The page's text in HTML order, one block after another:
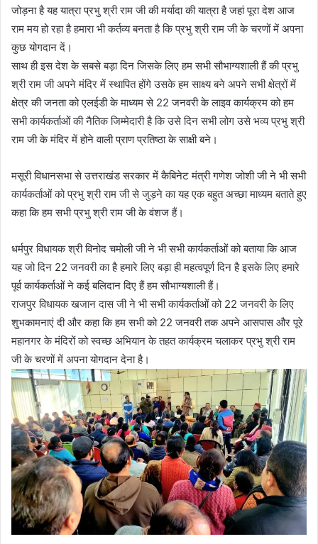
जोड़ना है यह यात्रा प्रभु श्री राम जी की मर्यादा की यात्रा है जहां पूरा देश आज
राम मय हो रहा है हमारा भी कर्तव्य बनता है कि प्रभु श्री राम जी के चरणों में अपना
कुछ योगदान दें।
साथ ही इस देश के सबसे बड़ा दिन जिसके लिए हम सभी सौभाग्यशाली हैं की प्रभु
श्री राम जी अपने मंदिर में स्थापित होंगे उसके हम साक्ष्य बने अपने सभी क्षेत्रों में
क्षेत्र की जनता को एलईडी के माध्यम से 22 जनवरी के लाइव कार्यक्रम को हम
सभी कार्यकर्ताओं की नैतिक जिम्मेदारी है कि उसे दिन सभी लोग उसे भव्य प्रभु श्री
राम जी के मंदिर में होने वाली प्राण प्रतिष्ठा के साक्षी बने।
मसूरी विधानसभा से उत्तराखंड सरकार में कैबिनेट मंत्री गणेश जोशी जी ने भी सभी
कार्यकर्ताओं को प्रभु श्री राम जी से जुड़ने का यह एक बहुत अच्छा माध्यम बताते हुए
कहा कि हम सभी प्रभु श्री राम जी के वंशज हैं।
धर्मपुर विधायक श्री विनोद चमोली जी ने भी सभी कार्यकर्ताओं को बताया कि आज
यह जो दिन 22 जनवरी का है हमारे लिए बड़ा ही महत्वपूर्ण दिन है इसके लिए हमारे
पूर्व कार्यकर्ताओं ने कई बलिदान दिए हैं हम सौभाग्यशाली हैं।
राजपुर विधायक खजान दास जी ने भी सभी कार्यकर्ताओं को 22 जनवरी के लिए
शुभकामनाएं दी और कहा कि हम सभी को 22 जनवरी तक अपने आसपास और पूरे
महानगर के मंदिरों को स्वच्छ अभियान के तहत कार्यक्रम चलाकर प्रभु श्री राम
जी के चरणों में अपना योगदान देना है।